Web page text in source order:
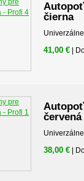
čierna
41,00 € |
červená
38,00 € |